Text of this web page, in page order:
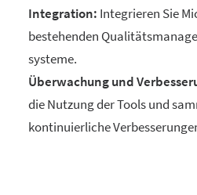
Integration: Integrieren Sie
bestehenden
systeme.
Überwachung und
die Nutzung der Tools und
kontinuierliche